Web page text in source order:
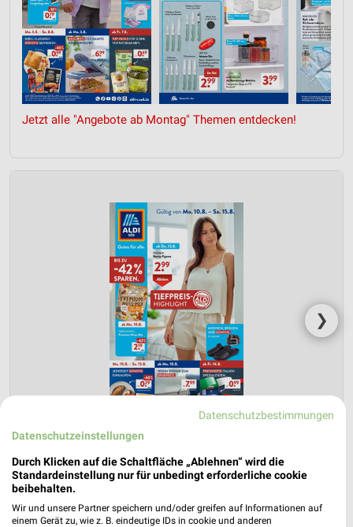
Jetzt alle "Angebote ab Montag" Themen entdecken!
❯
ALDI SÜD Prospekt für Nauheim ab Mo.
den 10.08.
Datenschutzbestimmungen
Datenschutzeinstellungen
Durch Klicken auf die Schaltfläche „Ablehnen“ wird die
Standardeinstellung nur für unbedingt erforderliche cookie
beibehalten.
Wir und unsere Partner speichern und/oder greifen auf Informationen auf
einem Gerät zu, wie z. B. eindeutige IDs in cookie und anderen